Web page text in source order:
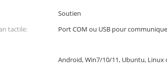
Soutien
tactile:
Port COM ou USB pour
Android, Win7/10/11, Ubuntu,